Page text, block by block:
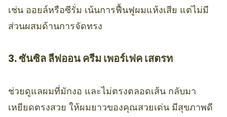
เช่น ออยล์หรือซีรั่ม เน้นการฟื้นฟูผมแห้งเสีย แต่ไม่มี
ส่วนผสมด้านการจัดทรง
3. ซันซิล ลีฟออน ครีม เพอร์เฟค เสตรท
ช่วยดูแลผมที่มักงอ และไม่ตรงตลอดเส้น กลับมา
เหยียดตรงสวย ให้ผมยาวของคุณสวยเด่น มีสุขภาพดี